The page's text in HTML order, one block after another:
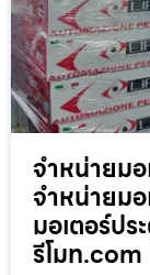
จำหน่ายม
จำหน่ายมอ
มอเตอร์ปร
รีโมท.com